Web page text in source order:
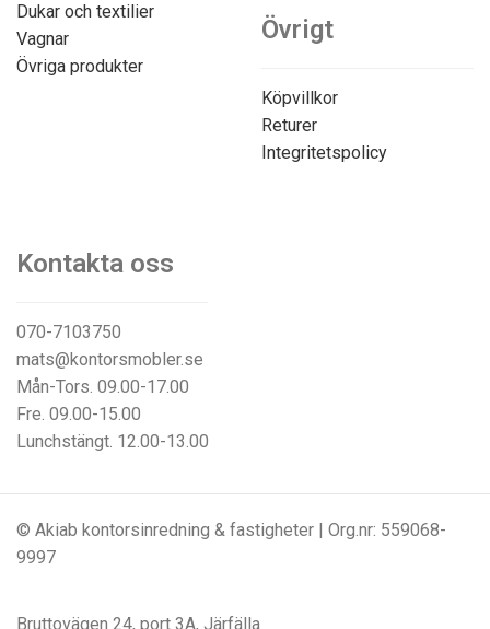
Dukar och textilier
Vagnar
Övriga produkter
Övrigt
Köpvillkor
Returer
Integritetspolicy
Kontakta oss
070-7103750
mats@kontorsmobler.se
Mån-Tors. 09.00-17.00
Fre. 09.00-15.00
Lunchstängt. 12.00-13.00
© Akiab kontorsinredning & fastigheter | Org.nr: 559068-
9997
Bruttovägen 24, port 3A, Järfälla